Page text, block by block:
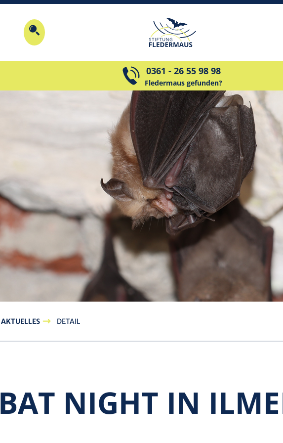
0361 - 26 55 98 98
Fledermaus gefunden?
AKTUELLES DETAIL
BAT NIGHT IN